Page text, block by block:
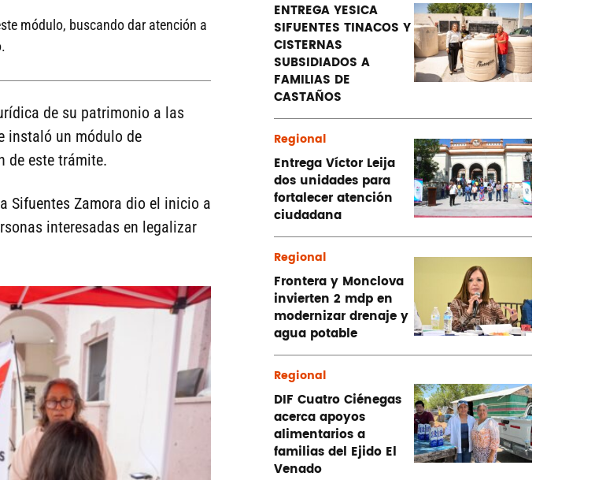
módulo, buscando dar atención a
de su patrimonio a las
instaló un módulo de
de este trámite.
Sifuentes Zamora dio el inicio a
interesadas en legalizar
ENTREGA YESICA
SIFUENTES TINACOS Y
CISTERNAS
SUBSIDIADOS A
FAMILIAS DE
CASTAÑOS
Regional
Entrega Víctor Leija
dos unidades para
fortalecer atención
ciudadana
Regional
Frontera y Monclova
invierten 2 mdp en
modernizar drenaje y
agua potable
Regional
DIF Cuatro Ciénegas
acerca apoyos
alimentarios a
familias del Ejido El
Venado